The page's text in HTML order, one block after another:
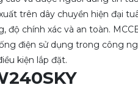
trên dây chuyền hiện đại
độ chính xác và an toàn.
điện sử dụng trong công
kiện lắp đặt.